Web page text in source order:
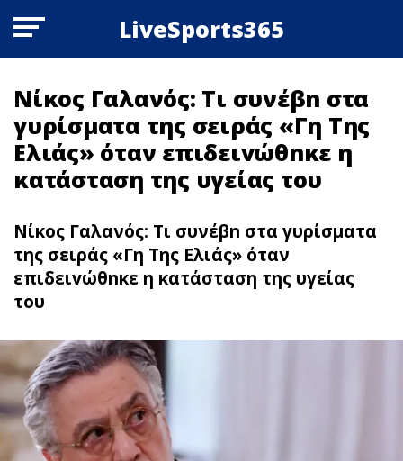
LiveSports365
Νίκος Γαλανός: Τι συνέβn στα
γυρίσματα της σειράς «Γη Της
Ελιάς» όταν επιδειvώθnκε η
κατάσταση της υγείας του
Νίκος Γαλανός: Τι συνέβn στα γυρίσματα
της σειράς «Γη Tης Eλιάς» όταν
επιδειvώθnκε η κατάσταση της υγείας
του